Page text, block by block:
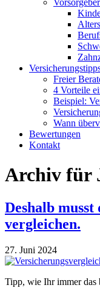
Freier
4 Vorteile
Beispiel:
Wann
Bewertungen
Kontakt
Archiv für
Deshalb
vergleichen.
27. Juni 2024
Tipp, wie Ihr immer das